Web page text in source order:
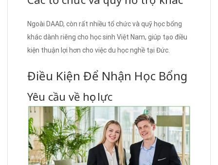
Ngoài DAAD, còn rất nhiều tổ chức và quỹ học bổng
khác dành riêng cho học sinh Việt Nam, giúp tạo điều
kiện thuận lợi hơn cho việc du học nghề tại Đức.
Điều Kiện Để Nhận Học Bổng
Yêu cầu về học lực